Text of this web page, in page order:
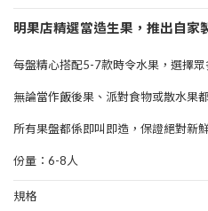
明果店精選當造生果，推出自家
每盤精心搭配5-7款時令水果，選擇眾
無論當作飯後果、派對食物或散水果
所有果盤都係即叫即造，保證絕對新鮮
份量：6-8人
規格